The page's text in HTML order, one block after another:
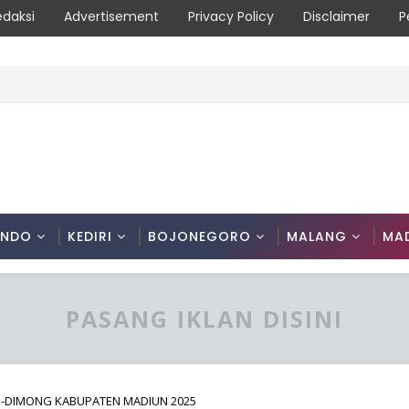
Advertisement Privacy Policy Disclaimer
KEDIRI BOJONEGORO MALANG
PASANG IKLAN DISINI
DIMONG KABUPATEN MADIUN 2025